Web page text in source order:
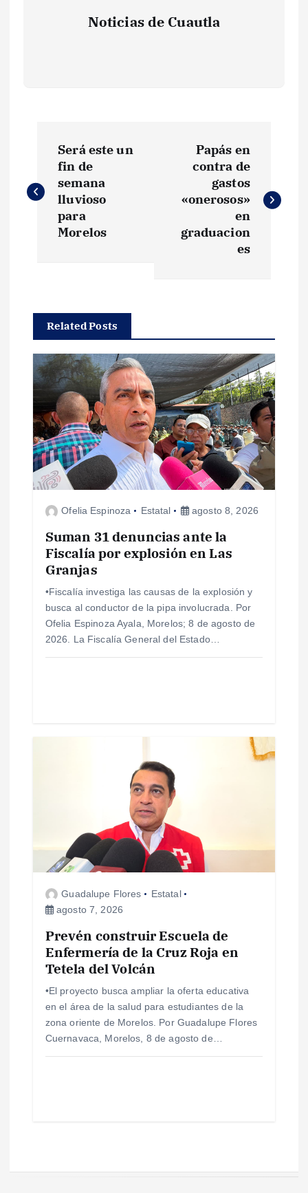
Noticias de Cuautla
v
a
c
ó
n
d
a
Será este un
fin de
semana
lluvioso
para
Morelos
Papás en
contra de
gastos
«onerosos»
en
graduacion
es
Related Posts
Ofelia Espinoza Estatal agosto 8, 2026
Suman 31 denuncias ante la
Fiscalía por explosión en Las
Granjas
•Fiscalía investiga las causas de la explosión y
busca al conductor de la pipa involucrada. Por
Ofelia Espinoza Ayala, Morelos; 8 de agosto de
2026. La Fiscalía General del Estado…
Guadalupe Flores
Estatal
agosto 7, 2026
Prevén construir Escuela de
Enfermería de la Cruz Roja en
Tetela del Volcán
•El proyecto busca ampliar la oferta educativa
en el área de la salud para estudiantes de la
zona oriente de Morelos. Por Guadalupe Flores
Cuernavaca, Morelos, 8 de agosto de…